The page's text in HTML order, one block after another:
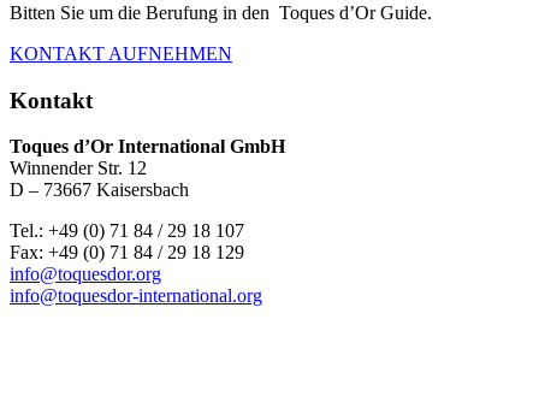
Bitten Sie um die Berufung in den Toques d’Or Guide.
KONTAKT AUFNEHMEN
Kontakt
Toques d’Or International GmbH
Winnender Str. 12
D – 73667 Kaisersbach
Tel.: +49 (0) 71 84 / 29 18 107
Fax: +49 (0) 71 84 / 29 18 129
info@toquesdor.org
info@toquesdor-international.org